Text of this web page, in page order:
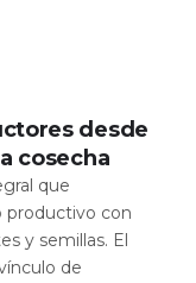
desde
cosecha
que
productivo con
y semillas. El
de